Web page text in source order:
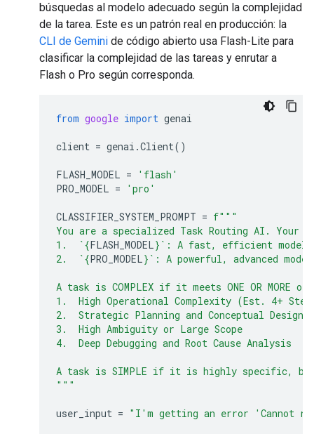
búsquedas al modelo adecuado según la complejidad
de la tarea. Este es un patrón real en producción: la
CLI de Gemini de código abierto usa Flash-Lite para
clasificar la complejidad de las tareas y enrutar a
Flash o Pro según corresponda.
from google import genai
client = genai .Client()
FLASH_MODEL =
'flash'
PRO_MODEL = 'pro'
CLASSIFIER_SYSTEM_PROMPT = f"""
You are a specialized Task Routing AI.
1.  `{FLASH_MODEL} `: A fast, efficient model
2.  `{PRO_MODEL} `: A powerful, advanced
A task is COMPLEX if it meets ONE OR
1.  High Operational Complexity (Est. 4+
2.  Strategic Planning and Conceptual Design
3.  High Ambiguity or Large Scope
4.  Deep Debugging and Root Cause Analysis
A task is SIMPLE if it is highly specific,
"""
user_input = "I'm getting an error 'Cannot